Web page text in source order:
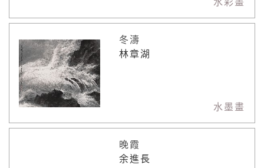
冬濤
林章湖
水墨畫
晚霞
余進長